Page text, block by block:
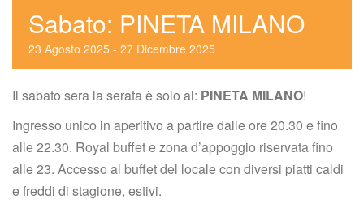
Sabato: PINETA MILANO
23 Agosto 2025 - 27 Dicembre 2025
Il sabato sera la serata è solo al: PINETA MILANO!
Ingresso unico in aperitivo a partire dalle ore 20.30 e fino
alle 22.30. Royal buffet e zona d’appoggio riservata fino
alle 23. Accesso al buffet del locale con diversi piatti caldi
e freddi di stagione, estivi.